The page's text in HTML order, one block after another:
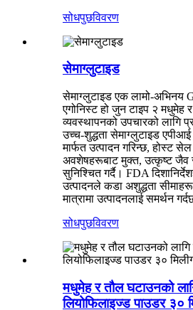
सोधपुछविवरण
सेमाग्लुटाइड
सेमाग्लुटाइड एक लामो-अभिनय
एगोनिस्ट हो जुन टाइप २ मधुमेह
व्यवस्थापनको उपचारको लागि
उच्च-शुद्धता सेमाग्लुटाइड
मार्फत उत्पादन गरिन्छ, होस्ट
अवशेषहरूबाट मुक्त, उत्कृष्ट जैव
सुनिश्चित गर्दै। FDA
उत्पादनले कडा अशुद्धता सीमाहरू
मात्रामा उत्पादनलाई समर्थन
सोधपुछविवरण
मधुमेह र तौल घटाउनको
लियोफिलाइज्ड पाउडर ३०